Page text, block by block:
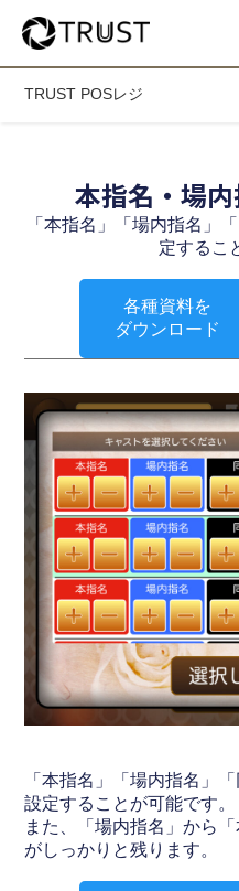
TRUST POSレジ
本指名・場
「本指名」「場内指名」
定するこ
各種資料を
ダウンロード
「本指名」「場内指名」
設定することが可能です。
また、「場内指名」から
がしっかりと残ります。